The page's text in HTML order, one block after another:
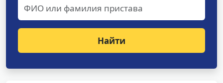
Найти